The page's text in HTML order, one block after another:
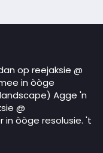
op reejaksie @
in òòge
Agge 'n
@
in òòge resolusie. 't